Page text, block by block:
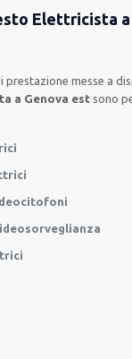
Elettricista
prestazione messe a
a Genova est sono